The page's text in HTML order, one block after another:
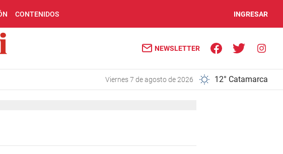
CONTENIDOS INGRESAR
NEWSLETTER
viernes 7 de agosto de 2026 12° Catamarca